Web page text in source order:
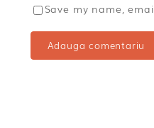
Save my name,